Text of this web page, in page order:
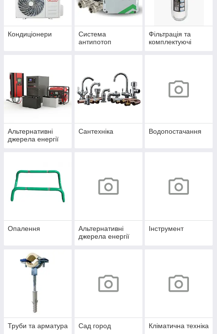
Кондиціонери
Система
антипотоп
Фільтрація та
комплектуючі
Альтернативні
джерела енергії
Сантехніка Водопостачання
Опалення
Альтернативні
джерела енергії
Інструмент
Труби та арматура Сад город Кліматична техніка